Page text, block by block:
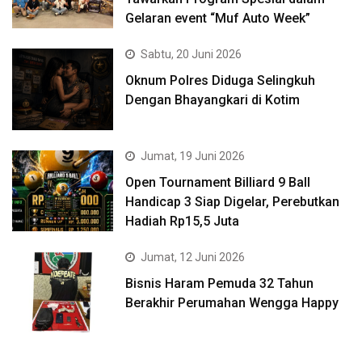
Gelaran event “Muf Auto Week”
Sabtu, 20 Juni 2026
Oknum Polres Diduga Selingkuh
Dengan Bhayangkari di Kotim
Jumat, 19 Juni 2026
Open Tournament Billiard 9 Ball
Handicap 3 Siap Digelar, Perebutkan
Hadiah Rp15,5 Juta
Jumat, 12 Juni 2026
Bisnis Haram Pemuda 32 Tahun
Berakhir Perumahan Wengga Happy